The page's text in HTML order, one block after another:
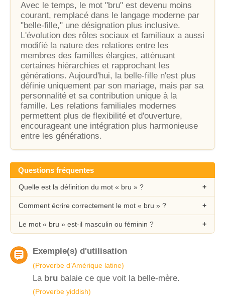
Avec le temps, le mot "bru" est devenu moins
courant, remplacé dans le langage moderne par
"belle-fille," une désignation plus inclusive.
L'évolution des rôles sociaux et familiaux a aussi
modifié la nature des relations entre les
membres des familles élargies, atténuant
certaines hiérarchies et rapprochant les
générations. Aujourd'hui, la belle-fille n'est plus
définie uniquement par son mariage, mais par sa
personnalité et sa contribution unique à la
famille. Les relations familiales modernes
permettent plus de flexibilité et d'ouverture,
encourageant une intégration plus harmonieuse
entre les générations.
Questions fréquentes
Quelle est la définition du mot « bru » ?
Comment écrire correctement le mot « bru » ?
Le mot « bru » est-il masculin ou féminin ?
Exemple(s) d'utilisation
(Proverbe d’Amérique latine)
La bru balaie ce que voit la belle-mère.
(Proverbe yiddish)